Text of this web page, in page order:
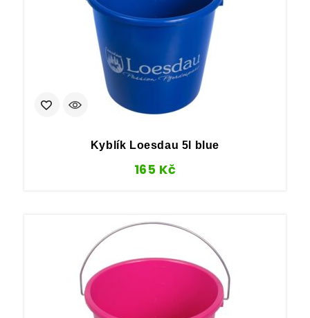
Kyblík Loesdau 5l blue
165 Kč